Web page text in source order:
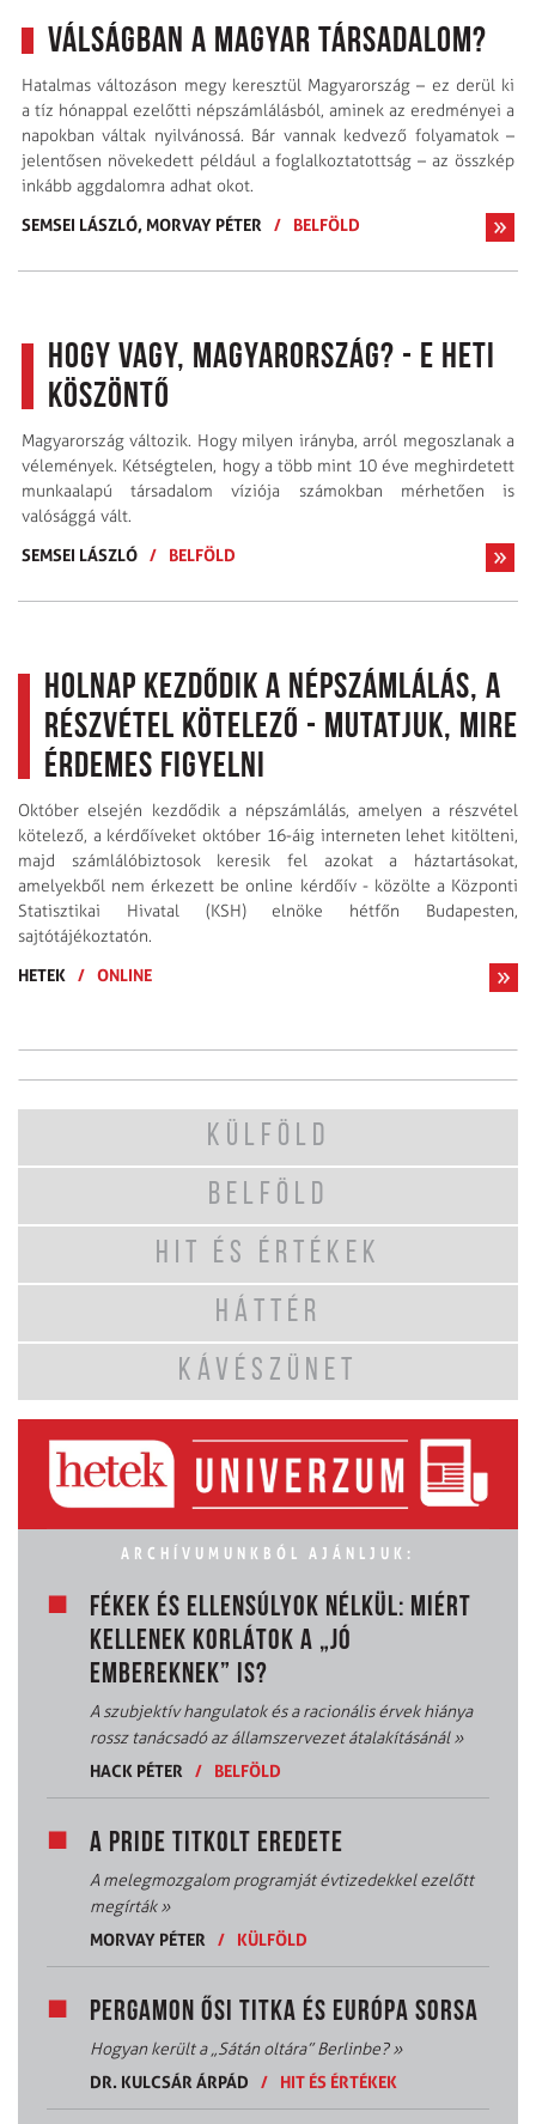
Válságban a magyar társadalom?
Hatalmas változáson megy keresztül Magyarország – ez derül ki
a tíz hónappal ezelőtti népszámlálásból, aminek az eredményei a
napokban váltak nyilvánossá. Bár vannak kedvező folyamatok –
jelentősen növekedett például a foglalkoztatottság – az összkép
inkább aggdalomra adhat okot.
SEMSEI LÁSZLÓ, MORVAY PÉTER / BELFÖLD
Hogy vagy, Magyarország? - E heti
köszöntő
Magyarország változik. Hogy milyen irányba, arról megoszlanak a
vélemények. Kétségtelen, hogy a több mint 10 éve meghirdetett
munkaalapú társadalom víziója számokban mérhetően is
valósággá vált.
SEMSEI LÁSZLÓ / BELFÖLD
Holnap kezdődik a népszámlálás, a
részvétel kötelező - Mutatjuk, mire
érdemes figyelni
Október elsején kezdődik a népszámlálás, amelyen a részvétel
kötelező, a kérdőíveket október 16-áig interneten lehet kitölteni,
majd számlálóbiztosok keresik fel azokat a háztartásokat,
amelyekből nem érkezett be online kérdőív - közölte a Központi
Statisztikai Hivatal (KSH) elnöke hétfőn Budapesten,
sajtótájékoztatón.
HETEK
/ ONLINE
KÜLFÖLD
BELFÖLD
HIT ÉS ÉRTÉKEK
HÁTTÉR
KÁVÉSZÜNET
ARCHÍVUMUNKBÓL AJÁNLJUK:
FÉKEK ÉS ELLENSÚLYOK NÉLKÜL: MIÉRT
KELLENEK KORLÁTOK A „JÓ
EMBEREKNEK” IS?
A szubjektív hangulatok és a racionális érvek hiánya
rossz tanácsadó az államszervezet átalakításánál»
HACK PÉTER
/ BELFÖLD
A PRIDE TITKOLT EREDETE
A melegmozgalom programját évtizedekkel ezelőtt
megírták»
MORVAY PÉTER
/ KÜLFÖLD
PERGAMON ŐSI TITKA ÉS EURÓPA SORSA
Hogyan került a „Sátán oltára” Berlinbe?»
DR. KULCSÁR ÁRPÁD
/ HIT ÉS ÉRTÉKEK